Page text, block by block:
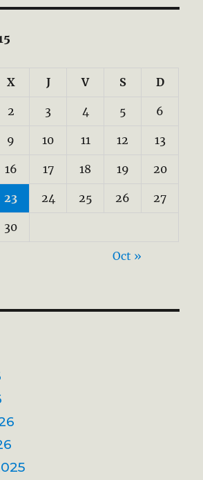
X J V S D
2 3 4 5 6
9 10 11 12 13
16 17 18 19 20
23 24 25 26 27
30
Oct »